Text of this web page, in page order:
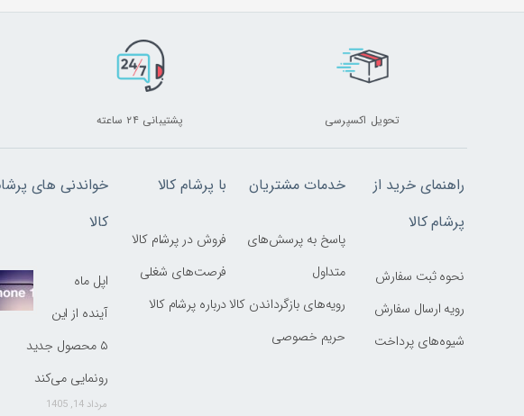
تحویل اکسپرسی پشتیبانی ۲۴ ساعته
راهنمای خرید از
پرشام کالا
نحوه ثبت سفارش
رویه ارسال سفارش
شیوه‌های پرداخت
خدمات مشتریان
پاسخ به پرسش‌های
متداول
رویه‌های بازگرداندن کالا
حریم خصوصی
با پرشام کالا
فروش در پرشام کالا
فرصت‌های شغلی
درباره پرشام کالا
خواندنی های
کالا
اپل ماه
آینده از این
۵ محصول جدید
رونمایی می‌کند
مرداد 14, 1405